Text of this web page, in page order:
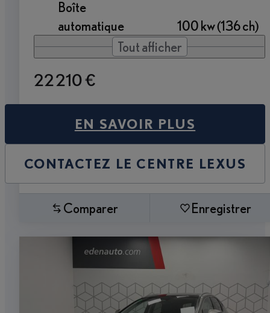
Boîte
automatique
100 kw (136 ch)
Tout afficher
22 210 €
EN SAVOIR PLUS
CONTACTEZ LE CENTRE LEXUS
Comparer Enregistrer